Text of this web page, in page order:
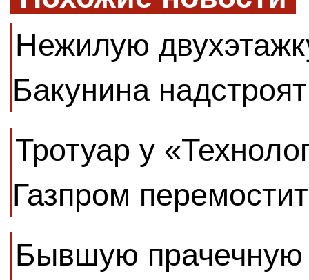
Нежилую
Бакунина надстроят
Тротуар у
Газпром
Бывшую прачечную